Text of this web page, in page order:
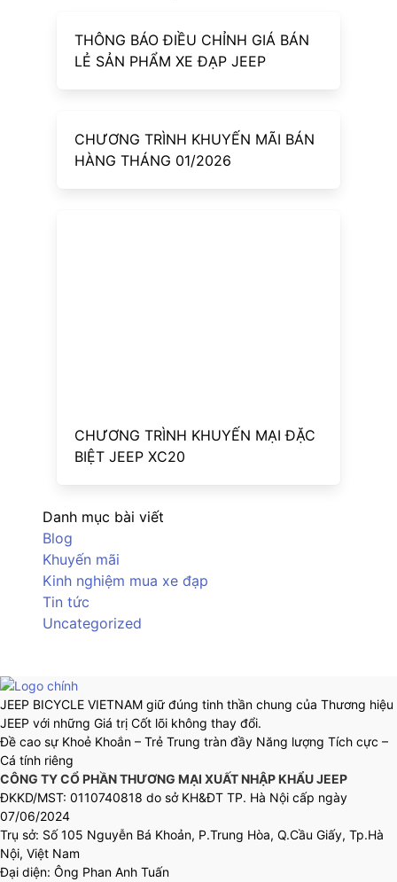
THÔNG BÁO ĐIỀU CHỈNH GIÁ BÁN
LẺ SẢN PHẨM XE ĐẠP JEEP
CHƯƠNG TRÌNH KHUYẾN MÃI BÁN
HÀNG THÁNG 01/2026
CHƯƠNG TRÌNH KHUYẾN MẠI ĐẶC
BIỆT JEEP XC20
Danh mục bài viết
Blog
Khuyến mãi
Kinh nghiệm mua xe đạp
Tin tức
Uncategorized
JEEP BICYCLE VIETNAM giữ đúng tinh thần chung của Thương hiệu
JEEP với những Giá trị Cốt lõi không thay đổi.
Đề cao sự Khoẻ Khoắn – Trẻ Trung tràn đầy Năng lượng Tích cực –
Cá tính riêng
CÔNG TY CỔ PHẦN THƯƠNG MẠI XUẤT NHẬP KHẨU JEEP
ĐKKD/MST: 0110740818 do sở KH&ĐT TP. Hà Nội cấp ngày
07/06/2024
Trụ sở: Số 105 Nguyễn Bá Khoản, P.Trung Hòa, Q.Cầu Giấy, Tp.Hà
Nội, Việt Nam
Đại diện: Ông Phan Anh Tuấn